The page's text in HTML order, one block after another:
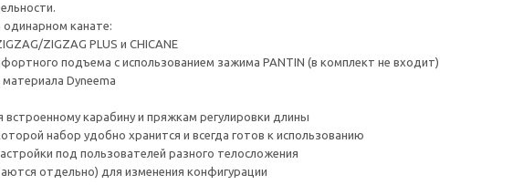
канате:
ZIGZAG PLUS и CHICANE
подъема с использованием зажима PANTIN (в комплект не входит)
Dyneema
встроенному карабину и пряжкам регулировки длины
набор удобно хранится и всегда готов к использованию
под пользователей разного телосложения
отдельно) для изменения конфигурации